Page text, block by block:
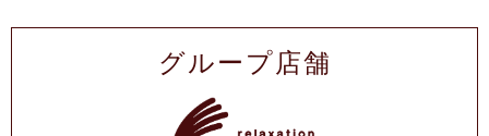
グループ店舗